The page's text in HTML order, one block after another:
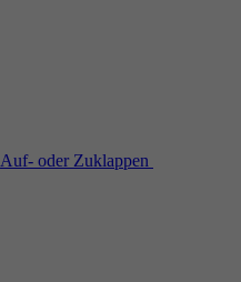
Auf- oder Zuklappen